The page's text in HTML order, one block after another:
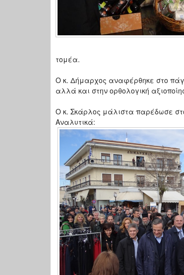
τομέα.
Ο κ. Δήμαρχος αναφέρθηκε στο
αλλά και στην ορθολογική
Ο κ. Σκάρλος μάλιστα παρέδωσε
Αναλυτικά: